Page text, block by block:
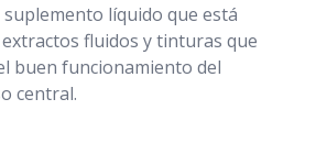
líquido que está
fluidos y tinturas que
buen funcionamiento del
central.